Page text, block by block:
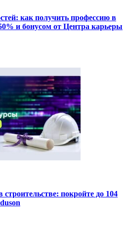
как получить профессию в
и бонусом от Центра карьеры
покройте до 104